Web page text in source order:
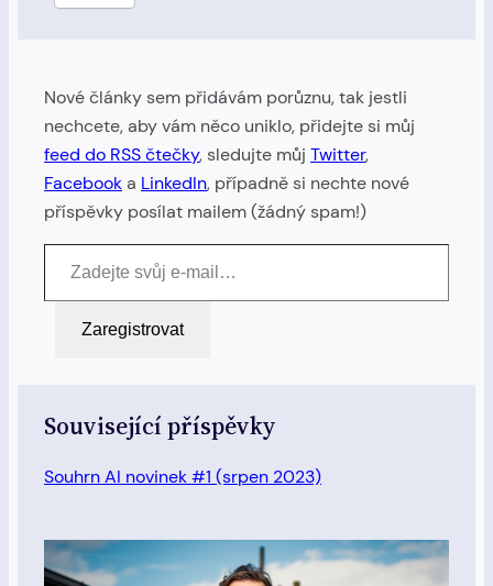
Nové články sem přidávám porůznu, tak jestli
nechcete, aby vám něco uniklo, přidejte si můj
feed do RSS čtečky, sledujte můj Twitter,
Facebooka LinkedIn, případně si nechte nové
příspěvky posílat mailem (žádný spam!)
Zadejte svůj e-mail…
Zaregistrovat
Související příspěvky